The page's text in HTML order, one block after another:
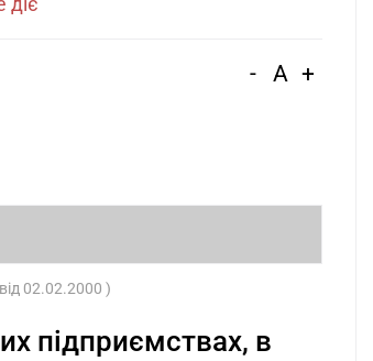
- A +
від 02.02.2000 )
підприємствах, в